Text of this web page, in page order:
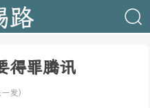
路
得罪腾讯
发）